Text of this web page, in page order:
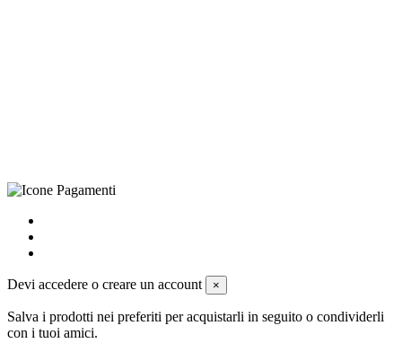
Devi accedere o creare un account ×
Salva i prodotti nei preferiti per acquistarli in seguito o condividerli
con i tuoi amici.